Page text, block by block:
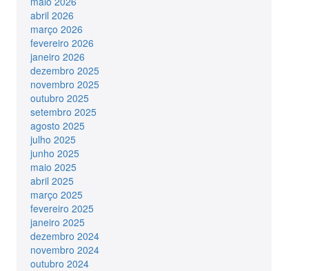
abril 2026
março 2026
fevereiro 2026
janeiro 2026
dezembro 2025
novembro 2025
outubro 2025
setembro 2025
agosto 2025
julho 2025
junho 2025
maio 2025
abril 2025
março 2025
fevereiro 2025
janeiro 2025
dezembro 2024
novembro 2024
outubro 2024